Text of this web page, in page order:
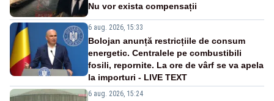
Nu vor exista compensații
6 aug. 2026, 15:33
Bolojan anunță restricțiile de consum
energetic. Centralele pe combustibili
fosili, repornite. La ore de vârf se va apela
la importuri - LIVE TEXT
6 aug. 2026, 15:24